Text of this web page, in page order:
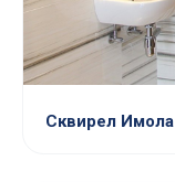
Сквирел Имола